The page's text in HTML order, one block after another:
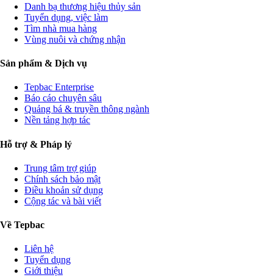
Danh bạ thương hiệu thủy sản
Tuyển dụng, việc làm
Tìm nhà mua hàng
Vùng nuôi và chứng nhận
Sản phẩm & Dịch vụ
Tepbac Enterprise
Báo cáo chuyên sâu
Quảng bá & truyền thông ngành
Nền tảng hợp tác
Hỗ trợ & Pháp lý
Trung tâm trợ giúp
Chính sách bảo mật
Điều khoản sử dụng
Cộng tác và bài viết
Về Tepbac
Liên hệ
Tuyển dụng
Giới thiệu